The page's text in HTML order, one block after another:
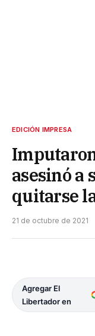
EDICIÓN IMPRESA
asesinó a
quitarse
21 de octubre de 2021
Agregar El
Libertador en